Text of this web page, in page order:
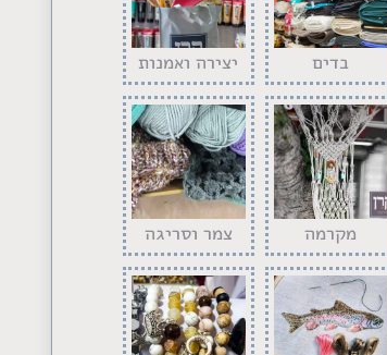
בדים יצירה ואמנות
מקרמה צמר וסריגה